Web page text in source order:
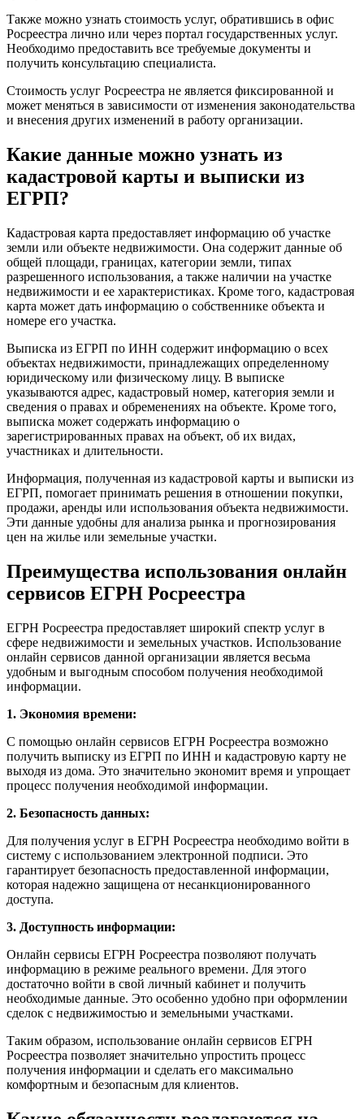
Также можно узнать стоимость услуг, обратившись в офис
Росреестра лично или через портал государственных услуг.
Необходимо предоставить все требуемые документы и
получить консультацию специалиста.
Стоимость услуг Росреестра не является фиксированной и
может меняться в зависимости от изменения законодательства
и внесения других изменений в работу организации.
Какие данные можно узнать из
кадастровой карты и выписки из
ЕГРП?
Кадастровая карта предоставляет информацию об участке
земли или объекте недвижимости. Она содержит данные об
общей площади, границах, категории земли, типах
разрешенного использования, а также наличии на участке
недвижимости и ее характеристиках. Кроме того, кадастровая
карта может дать информацию о собственнике объекта и
номере его участка.
Выписка из ЕГРП по ИНН содержит информацию о всех
объектах недвижимости, принадлежащих определенному
юридическому или физическому лицу. В выписке
указываются адрес, кадастровый номер, категория земли и
сведения о правах и обременениях на объекте. Кроме того,
выписка может содержать информацию о
зарегистрированных правах на объект, об их видах,
участниках и длительности.
Информация, полученная из кадастровой карты и выписки из
ЕГРП, помогает принимать решения в отношении покупки,
продажи, аренды или использования объекта недвижимости.
Эти данные удобны для анализа рынка и прогнозирования
цен на жилье или земельные участки.
Преимущества использования онлайн
сервисов ЕГРН Росреестра
ЕГРН Росреестра предоставляет широкий спектр услуг в
сфере недвижимости и земельных участков. Использование
онлайн сервисов данной организации является весьма
удобным и выгодным способом получения необходимой
информации.
1. Экономия времени:
С помощью онлайн сервисов ЕГРН Росреестра возможно
получить выписку из ЕГРП по ИНН и кадастровую карту не
выходя из дома. Это значительно экономит время и упрощает
процесс получения необходимой информации.
2. Безопасность данных:
Для получения услуг в ЕГРН Росреестра необходимо войти в
систему с использованием электронной подписи. Это
гарантирует безопасность предоставленной информации,
которая надежно защищена от несанкционированного
доступа.
3. Доступность информации:
Онлайн сервисы ЕГРН Росреестра позволяют получать
информацию в режиме реального времени. Для этого
достаточно войти в свой личный кабинет и получить
необходимые данные. Это особенно удобно при оформлении
сделок с недвижимостью и земельными участками.
Таким образом, использование онлайн сервисов ЕГРН
Росреестра позволяет значительно упростить процесс
получения информации и сделать его максимально
комфортным и безопасным для клиентов.